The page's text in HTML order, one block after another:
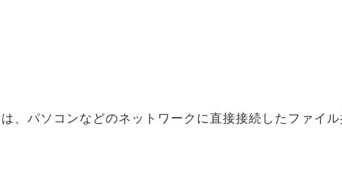
パソコンなどのネットワークに直接接続したファイル